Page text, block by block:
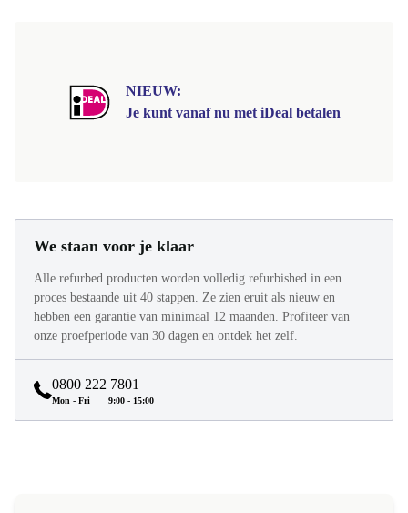
NIEUW:
Je kunt vanaf nu met iDeal betalen
We staan voor je klaar
Alle refurbed producten worden volledig refurbished in een
proces bestaande uit 40 stappen. Ze zien eruit als nieuw en
hebben een garantie van minimaal 12 maanden. Profiteer van
onze proefperiode van 30 dagen en ontdek het zelf.
0800 222 7801
Mon - Fri 9:00 - 15:00